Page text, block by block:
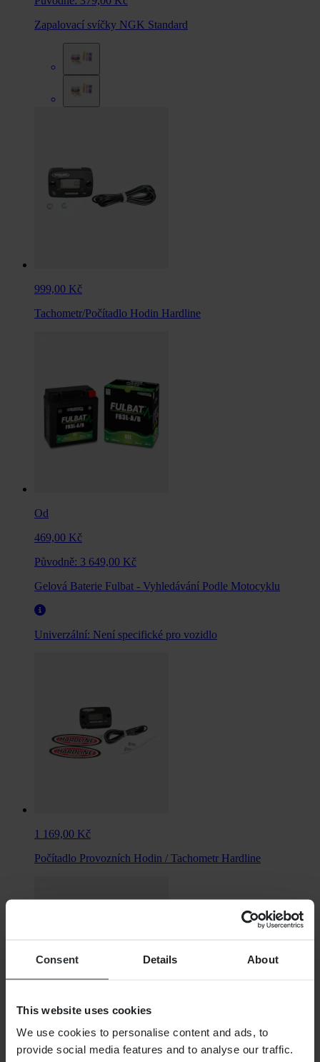
Consent Details About
This website uses cookies
We use cookies to personalise content and ads, to
provide social media features and to analyse our traffic.
Zapalovací svíčky NGK Standard
999,00 Kč
Tachometr/Počítadlo Hodin Hardline
Od
469,00 Kč
Původně: 3 649,00 Kč
Gelová Baterie Fulbat - Vyhledávání Podle Motocyklu
Univerzální: Není specifické pro vozidlo
1 169,00 Kč
Počítadlo Provozních Hodin / Tachometr Hardline